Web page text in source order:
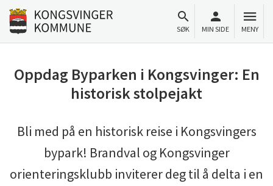
Til innhold
Gå til forsiden
SØK MIN SIDE MENY
Oppdag Byparken i Kongsvinger: En
historisk stolpejakt
Bli med på en historisk reise i Kongsvingers
bypark! Brandval og Kongsvinger
orienteringsklubb inviterer deg til å delta i en